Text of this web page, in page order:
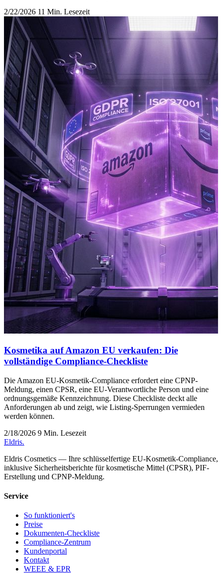
2/22/2026 11 Min. Lesezeit
Kosmetika auf Amazon EU verkaufen: Die
vollständige Compliance-Checkliste
Die Amazon EU-Kosmetik-Compliance erfordert eine CPNP-
Meldung, einen CPSR, eine EU-Verantwortliche Person und eine
ordnungsgemäße Kennzeichnung. Diese Checkliste deckt alle
Anforderungen ab und zeigt, wie Listing-Sperrungen vermieden
werden können.
2/18/2026 9 Min. Lesezeit
Eldris.
Eldris Cosmetics — Ihre schlüsselfertige EU-Kosmetik-Compliance,
inklusive Sicherheitsberichte für kosmetische Mittel (CPSR), PIF-
Erstellung und CPNP-Meldung.
Service
So funktioniert's
Preise
Dokumenten-Checkliste
Compliance-Zentrum
Kundenportal
Kontakt
WEEE & EPR